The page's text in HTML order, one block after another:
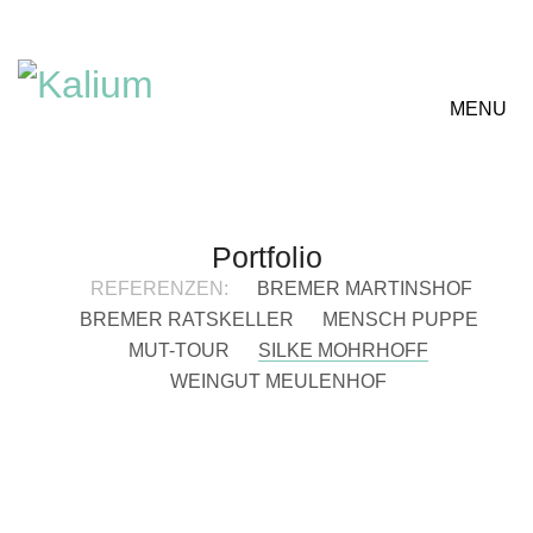
MENU
Portfolio
REFERENZEN:
BREMER MARTINSHOF
BREMER RATSKELLER
MENSCH PUPPE
MUT-TOUR
SILKE MOHRHOFF
WEINGUT MEULENHOF